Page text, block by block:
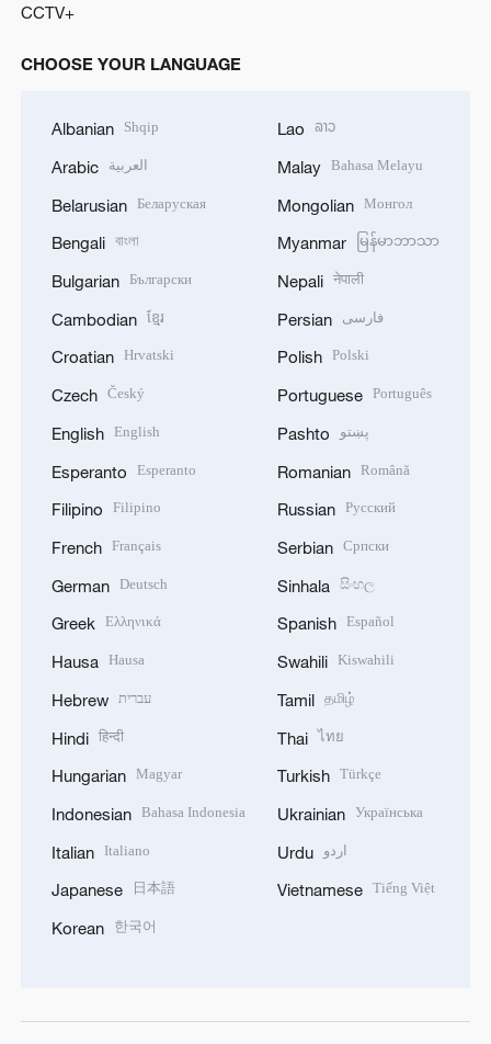
CCTV+
CHOOSE YOUR LANGUAGE
Albanian Shqip
Arabic العربية
Belarusian Беларуская
Bengali বাংলা
Bulgarian Български
Cambodian ខ្មែរ
Croatian Hrvatski
Czech Český
English English
Esperanto Esperanto
Filipino Filipino
French Français
German Deutsch
Greek Ελληνικά
Hausa Hausa
Hebrew עברית
Hindi हिन्दी
Hungarian Magyar
Indonesian Bahasa Indonesia
Italian Italiano
Japanese 日本語
Korean 한국어
Lao ລາວ
Malay Bahasa Melayu
Mongolian Монгол
Myanmar မြန်မာဘာသာ
Nepali नेपाली
Persian فارسی
Polish Polski
Portuguese Português
Pashto پښتو
Romanian Română
Russian Русский
Serbian Српски
Sinhala සිංහල
Spanish Español
Swahili Kiswahili
Tamil தமிழ்
Thai ไทย
Turkish Türkçe
Ukrainian Українська
Urdu اردو
Vietnamese Tiếng Việt